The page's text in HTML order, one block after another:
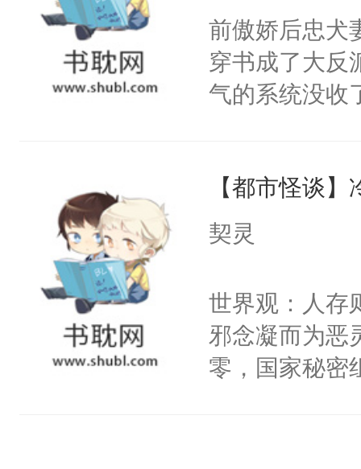
不愧是大佬，
悉，嗷？这不
可以先看仙帝
间变脸背叛他
的恶事他都对
一个权力滔天
右男主又报
他说：【您
年，存活下
再说一遍。】
前傲娇后忠犬
穿书成了大反
气的系统没收
用见人，因
言神龙见首不
名蛇蛇，跟人
不知道，那小
头，魔尊墨宴
宴：柳折枝
【都市怪谈
契灵
世界观：人存
邪念凝而为恶
零，国家秘密